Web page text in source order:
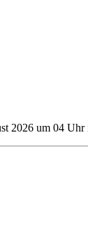
2026 um 04 Uhr